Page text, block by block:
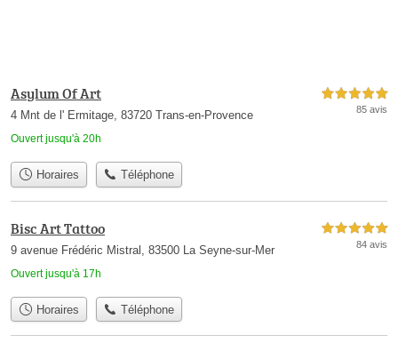
Asylum Of Art
4 Mnt de l' Ermitage, 83720 Trans-en-Provence
Ouvert jusqu'à 20h
5,0 étoiles sur 5
85 avis
Horaires Téléphone
Bisc Art Tattoo
9 avenue Frédéric Mistral, 83500 La Seyne-sur-Mer
Ouvert jusqu'à 17h
5,0 étoiles sur 5
84 avis
Horaires Téléphone